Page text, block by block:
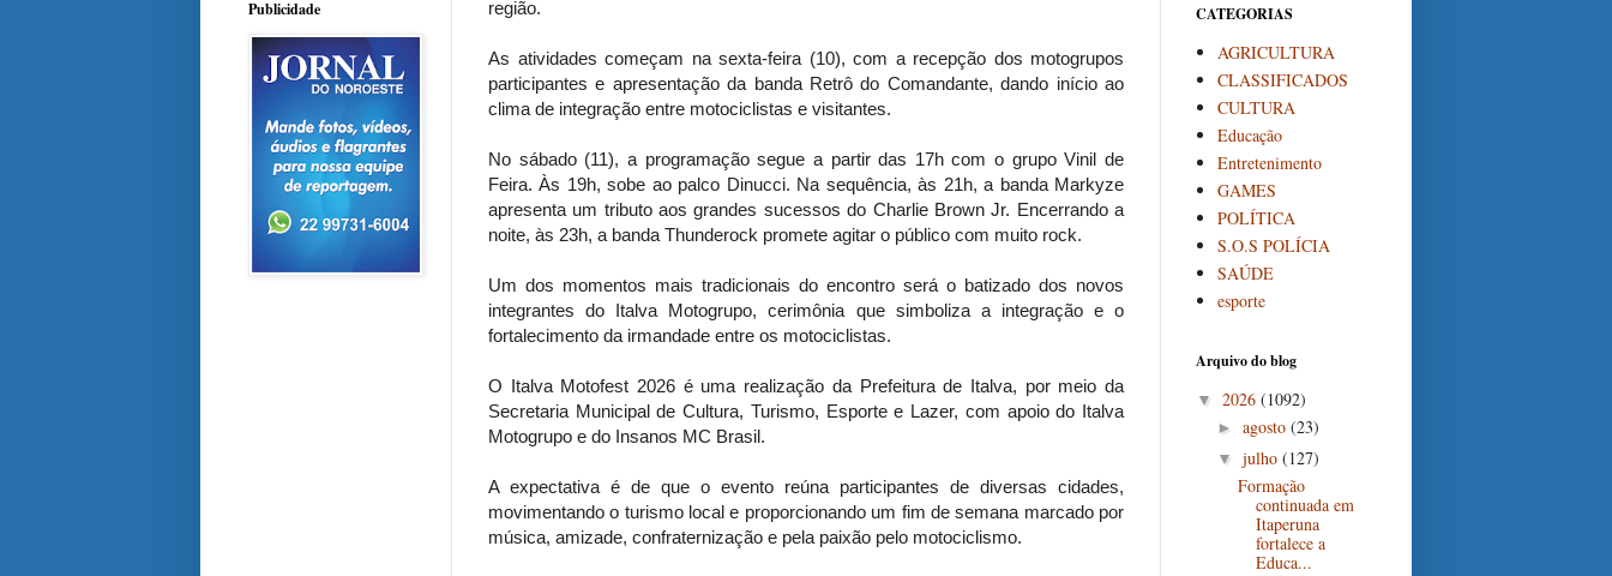
região.
As atividades começam na sexta-feira (10), com a recepção dos motogrupos
participantes e apresentação da banda Retrô do Comandante, dando início ao
clima de integração entre motociclistas e visitantes.
No sábado (11), a programação segue a partir das 17h com o grupo Vinil de
Feira. Às 19h, sobe ao palco Dinucci. Na sequência, às 21h, a banda Markyze
apresenta um tributo aos grandes sucessos do Charlie Brown Jr. Encerrando a
noite, às 23h, a banda Thunderock promete agitar o público com muito rock.
Um dos momentos mais tradicionais do encontro será o batizado dos novos
integrantes do Italva Motogrupo, cerimônia que simboliza a integração e o
fortalecimento da irmandade entre os motociclistas.
O Italva Motofest 2026 é uma realização da Prefeitura de Italva, por meio da
Secretaria Municipal de Cultura, Turismo, Esporte e Lazer, com apoio do Italva
Motogrupo e do Insanos MC Brasil.
A expectativa é de que o evento reúna participantes de diversas cidades,
movimentando o turismo local e proporcionando um fim de semana marcado por
música, amizade, confraternização e pela paixão pelo motociclismo.
Publicidade CATEGORIAS
AGRICULTURA
CLASSIFICADOS
CULTURA
Educação
Entretenimento
GAMES
POLÍTICA
S.O.S POLÍCIA
SAÚDE
esporte
Arquivo do blog
▼ 2026 (1092)
► agosto (23)
▼ julho (127)
Formação
continuada em
Itaperuna
fortalece a
Educa...